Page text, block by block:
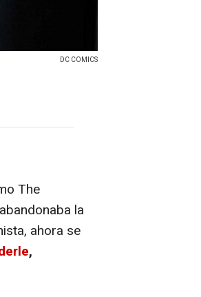
DC COMICS
The
la
ahora se
,